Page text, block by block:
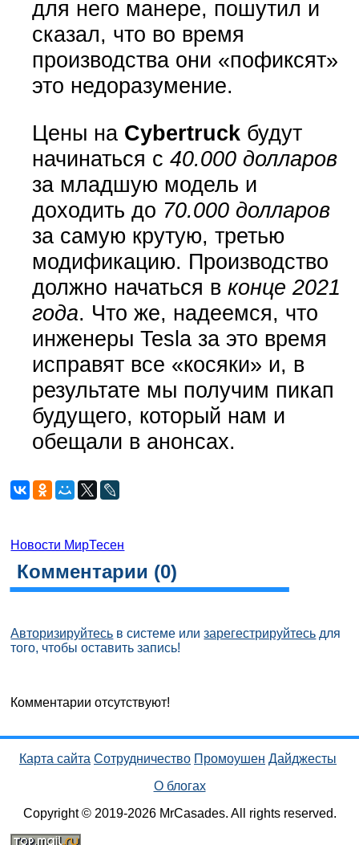
для него манере, пошутил и
сказал, что во время
производства они «пофиксят»
это недоразумение.
Цены на Cybertruckбудут
начинаться с 40.000 долларов
за младшую модель и
доходить до 70.000 долларов
за самую крутую, третью
модификацию. Производство
должно начаться в конце 2021
года. Что же, надеемся, что
инженеры Tesla за это время
исправят все «косяки» и, в
результате мы получим пикап
будущего, который нам и
обещали в анонсах.
Новости МирТесен
Комментарии (0)
Авторизируйтесь в системе илизарегестрируйтесь для
того, чтобы оставить запись!
Комментарии отсутствуют!
Карта сайта Сотрудничество Промоушен Дайджесты
О блогах
Copyright © 2019-2026 MrCasades. All rights reserved.